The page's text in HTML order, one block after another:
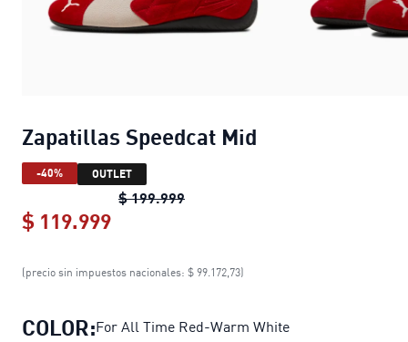
Zapatillas Speedcat Mid
-40% OUTLET
$ 199.999Zapatillas Speedcat Mid
$ 119.999
Zapatillas Speedcat Mid
(precio sin impuestos nacionales: $ 99.172,73)
COLOR:For All Time Red-Warm White